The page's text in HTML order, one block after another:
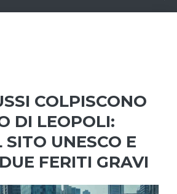
COLPISCONO
DI LEOPOLI:
UNESCO E
FERITI GRAVI